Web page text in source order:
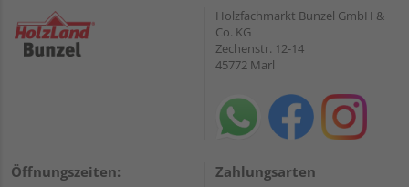
Holzfachmarkt Bunzel GmbH &
Co. KG
Zechenstr. 12-14
45772 Marl
Öffnungszeiten: Zahlungsarten